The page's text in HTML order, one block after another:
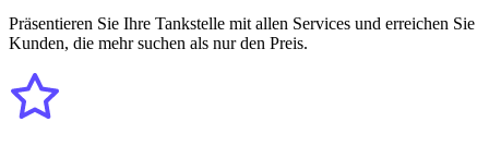
Präsentieren Sie Ihre Tankstelle mit allen Services und erreichen Sie
Kunden, die mehr suchen als nur den Preis.